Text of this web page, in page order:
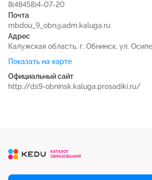
8(48458)4-07-20
Почта
mbdou_9_obn@adm.kaluga.ru
Адрес
Калужская область, г. Обнинск, ул.
Показать на карте
Официальный сайт
http://ds9-obninsk.kaluga.prosadiki.ru/